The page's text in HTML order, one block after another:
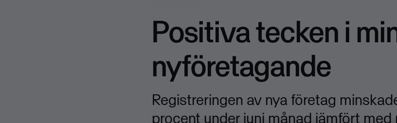
Positiva tecken i
nyföretagande
Registreringen av nya företag
procent under juni månad jämfört